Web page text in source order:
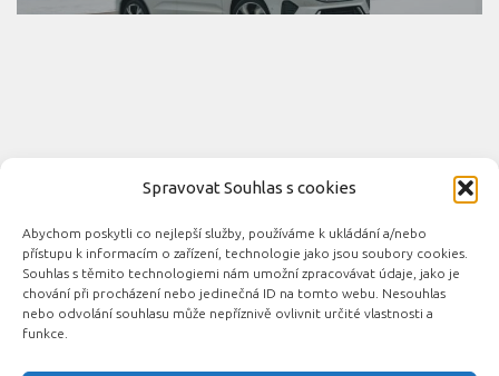
Spravovat Souhlas s cookies
Abychom poskytli co nejlepší služby, používáme k ukládání a/nebo
přístupu k informacím o zařízení, technologie jako jsou soubory cookies.
Souhlas s těmito technologiemi nám umožní zpracovávat údaje, jako je
chování při procházení nebo jedinečná ID na tomto webu. Nesouhlas
nebo odvolání souhlasu může nepříznivě ovlivnit určité vlastnosti a
funkce.
Novinky automobilového průmyslu © 2026. Všechna práva
vyhrazena.
Podporováno - Designed with the